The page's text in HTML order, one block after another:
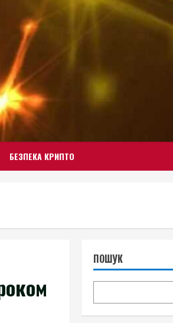
БЕЗПЕКА КРИПТО
ПОШУК